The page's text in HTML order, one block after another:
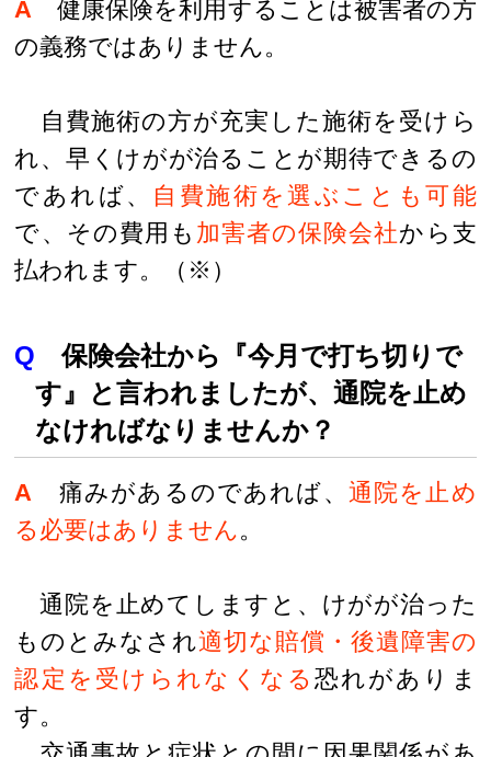
A 健康保険を利用することは被害者の方
の義務ではありません。
自費施術の方が充実した施術を受けら
れ、早くけがが治ることが期待できるの
であれば、
自費施術を選ぶことも可能
で、その費用も 加害者の保険会社から支
払われます。（※）
Q 保険会社から『今月で打ち切りで
す』と言われましたが、通院を止め
なければなりませんか？
A 痛みがあるのであれば、 通院を止め
る必要はありません。
通院を止めてしますと、けがが治った
ものとみなされ適切な賠償・後遺障害の
認定を受けられなくなる 恐れがありま
す。